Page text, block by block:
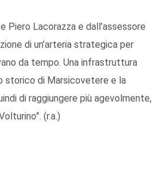
Piero Lacorazza e dall’assessore
di un’arteria strategica per
da tempo. Una infrastruttura
storico di Marsicovetere e la
di raggiungere più agevolmente,
(r.a.)